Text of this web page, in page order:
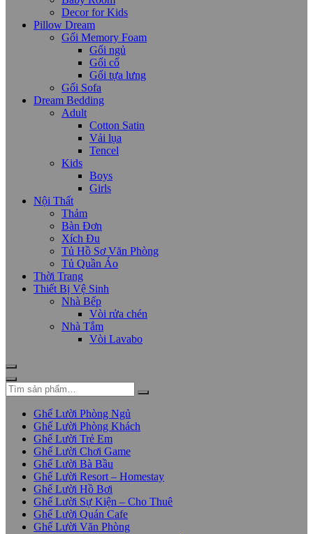
Decor for Kids
Pillow Dream
Gối Memory Foam
Gối ngủ
Gối cổ
Gối tựa lưng
Gối Sofa
Dream Bedding
Adult
Cotton Satin
Vải lụa
Tencel
Kids
Boys
Girls
Nội Thất
Thảm
Bàn Đơn
Xích Đu
Tủ Hồ Sơ Văn Phòng
Tủ Quần Áo
Thời Trang
Thiết Bị Vệ Sinh
Nhà Bếp
Vòi rửa chén
Nhà Tắm
Vòi Lavabo
Ghế Lười Phòng Ngủ
Ghế Lười Phòng Khách
Ghế Lười Trẻ Em
Ghế Lười Chơi Game
Ghế Lười Bà Bầu
Ghế Lười Resort – Homestay
Ghế Lười Hồ Bơi
Ghế Lười Sự Kiện – Cho Thuê
Ghế Lười Quán Cafe
Ghế Lười Văn Phòng